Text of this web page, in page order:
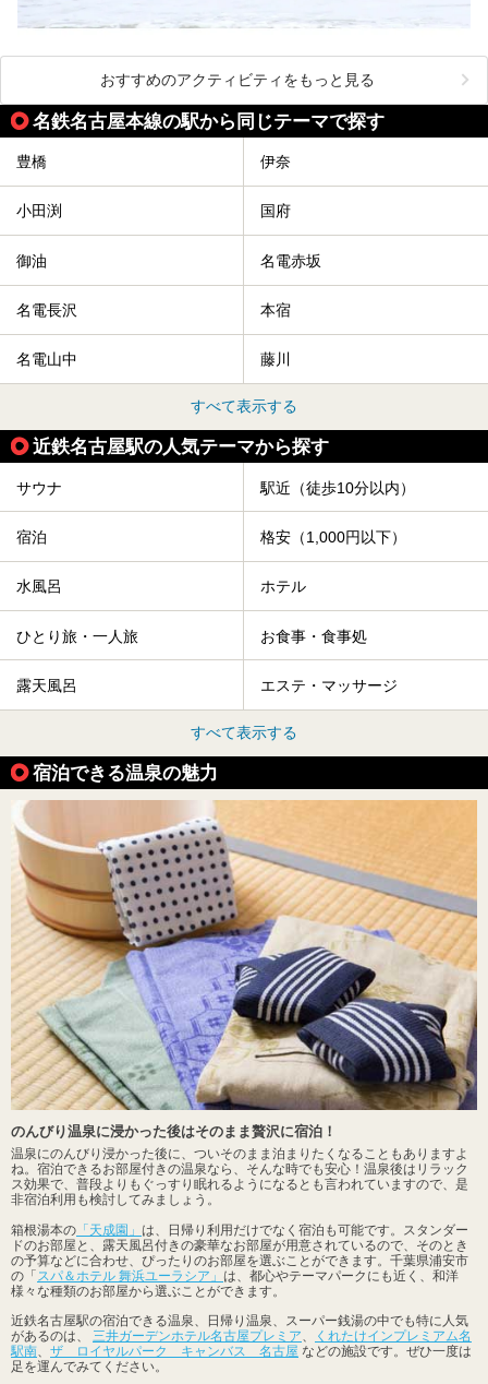
おすすめのアクティビティをもっと見る
名鉄名古屋本線の駅から同じテーマで探す
豊橋 伊奈
小田渕 国府
御油 名電赤坂
名電長沢 本宿
名電山中 藤川
すべて表示する
近鉄名古屋駅の人気テーマから探す
サウナ 駅近（徒歩10分以内）
宿泊 格安（1,000円以下）
水風呂 ホテル
ひとり旅・一人旅 お食事・食事処
露天風呂 エステ・マッサージ
すべて表示する
宿泊できる温泉の魅力
のんびり温泉に浸かった後はそのまま贅沢に宿泊！
温泉にのんびり浸かった後に、ついそのまま泊まりたくなることもありますよ
ね。宿泊できるお部屋付きの温泉なら、そんな時でも安心！温泉後はリラック
ス効果で、普段よりもぐっすり眠れるようになるとも言われていますので、是
非宿泊利用も検討してみましょう。
箱根湯本の 「天成園」 は、日帰り利用だけでなく宿泊も可能です。スタンダー
ドのお部屋と、露天風呂付きの豪華なお部屋が用意されているので、そのとき
の予算などに合わせ、ぴったりのお部屋を選ぶことができます。千葉県浦安市
の「スパ＆ホテル 舞浜ユーラシア」 は、都心やテーマパークにも近く、和洋
様々な種類のお部屋から選ぶことができます。
近鉄名古屋駅の宿泊できる温泉、日帰り温泉、スーパー銭湯の中でも特に人気
があるのは、 三井ガーデンホテル名古屋プレミア、
くれたけインプレミアム名
駅南、 ザ ロイヤルパーク キャンバス 名古屋 などの施設です。ぜひ一度は
足を運んでみてください。